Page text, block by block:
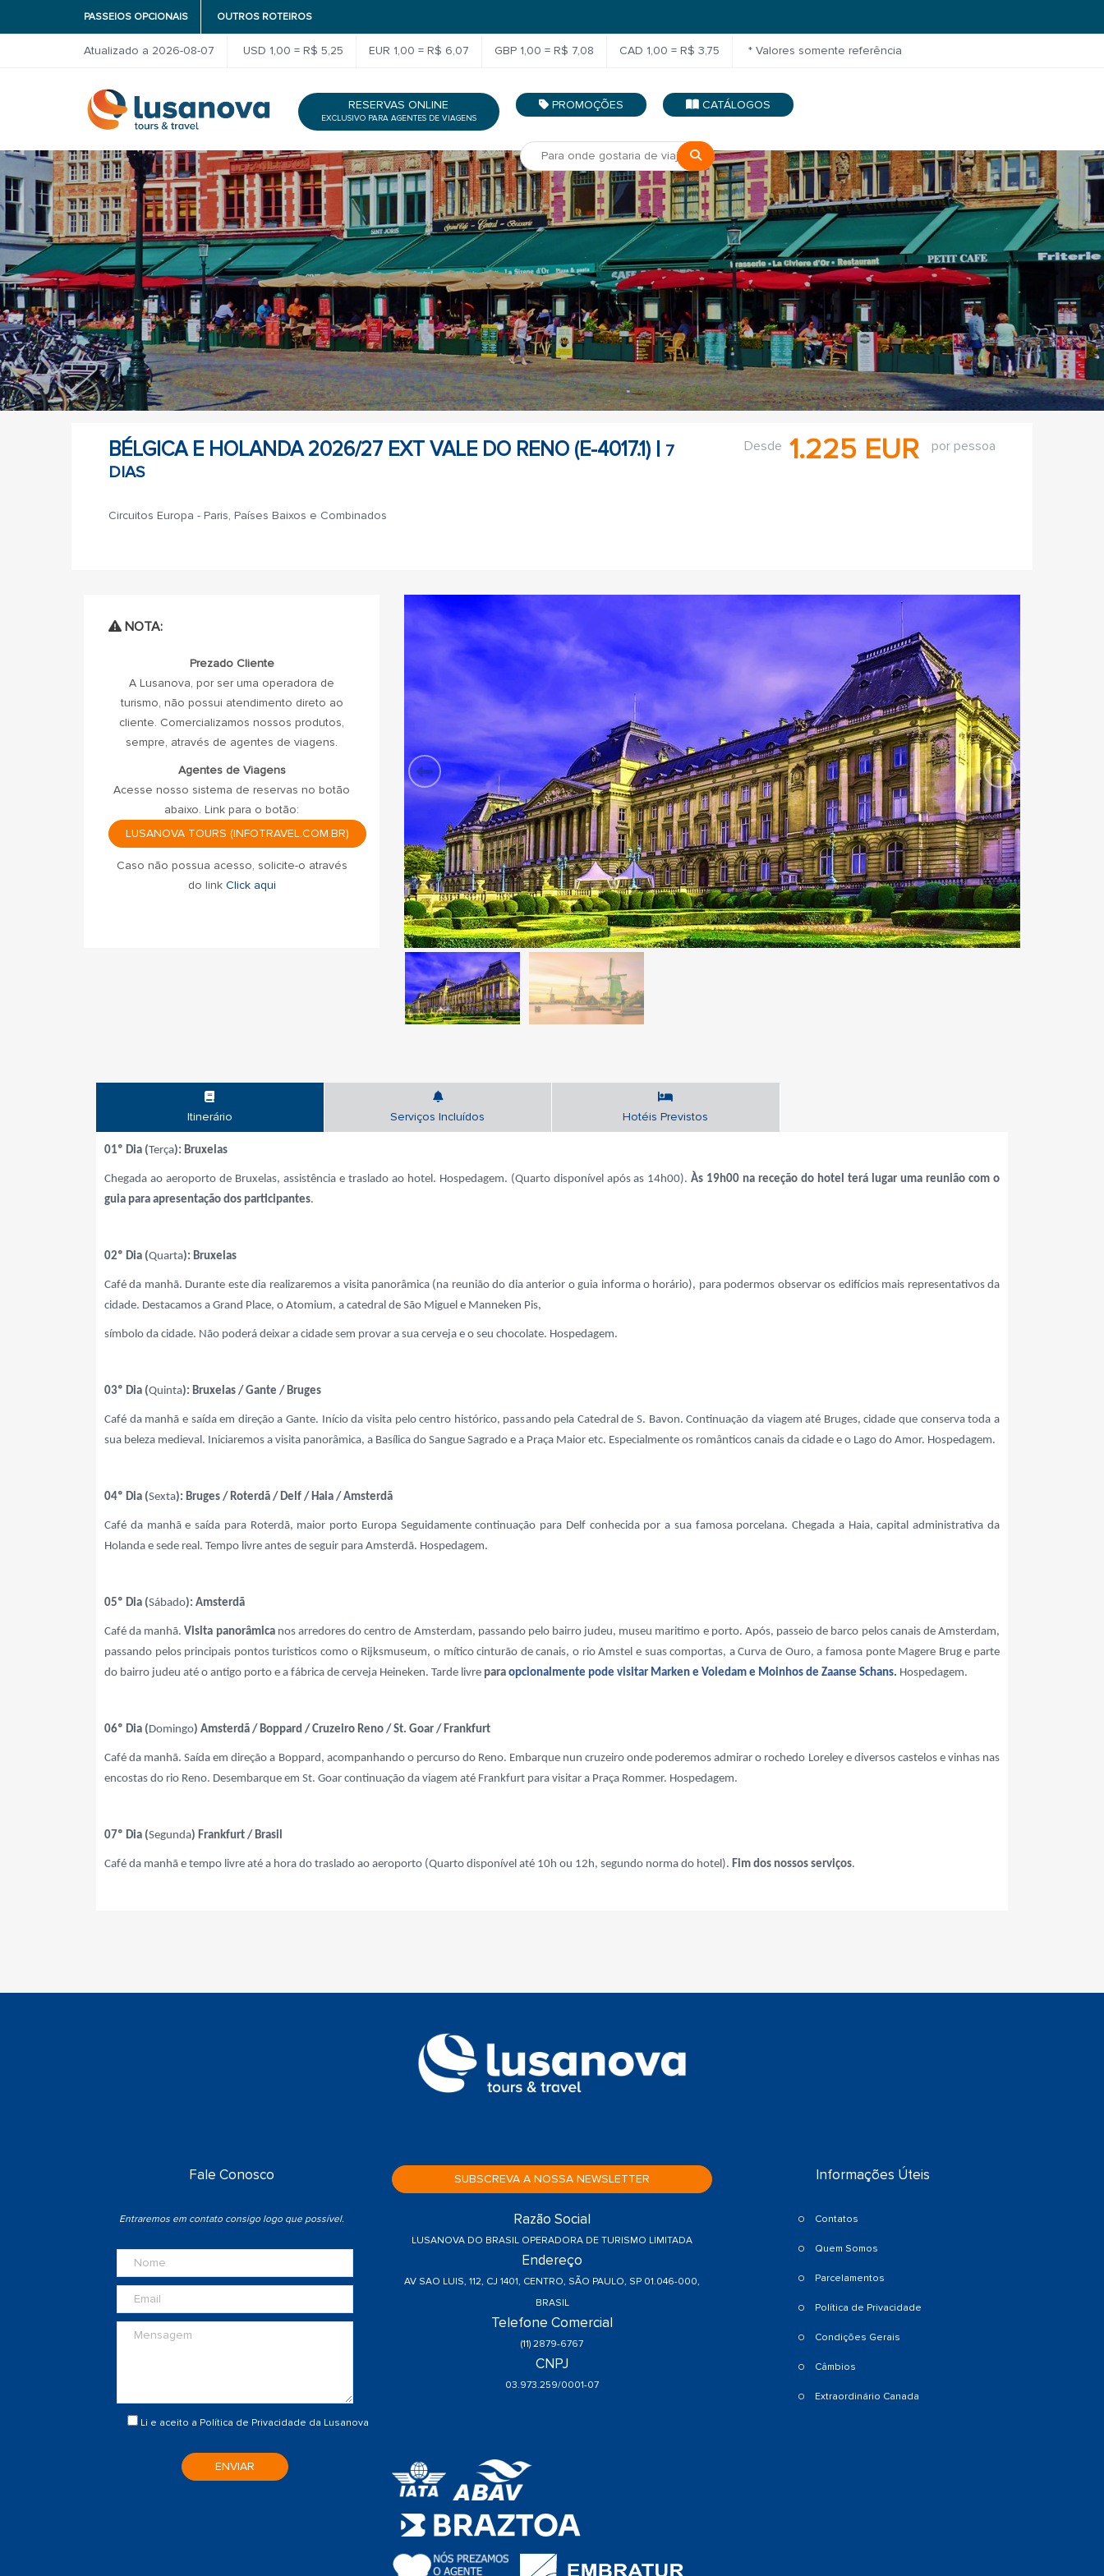
PASSEIOS OPCIONAIS OUTROS ROTEIROS
Atualizado a 2026-08-07 USD 1,00 = R$ 5,25 EUR 1,00 = R$ 6,07 GBP 1,00 = R$ 7,08 CAD 1,00 = R$ 3,75 * Valores somente referência
RESERVAS ONLINE
EXCLUSIVO PARA AGENTES DE VIAGENS
PROMOÇÕES CATÁLOGOS
BÉLGICA E HOLANDA 2026/27 EXT VALE DO RENO (E-4017.1) |
7
DIAS
Circuitos Europa - Paris, Países Baixos e Combinados
Desde 1.225 EUR por pessoa
NOTA:
Prezado Cliente
A Lusanova, por ser uma operadora de
turismo, não possui atendimento direto ao
cliente. Comercializamos nossos produtos,
sempre, através de agentes de viagens.
Agentes de Viagens
Acesse nosso sistema de reservas no botão
abaixo. Link para o botão:
LUSANOVA TOURS (INFOTRAVEL.COM.BR)
Caso não possua acesso, solicite-o através
do link Click aqui
Itinerário Serviços Incluídos Hotéis Previstos
01º Dia (Terça): Bruxelas
Chegada ao aeroporto de Bruxelas, assistência e traslado ao hotel. Hospedagem. (Quarto disponível após as 14h00).Às 19h00 na receção do hotel terá lugar uma reunião com o
guia para apresentação dos participantes.
02º Dia (Quarta): Bruxelas
Café da manhã. Durante este dia realizaremos a visita panorâmica (na reunião do dia anterior o guia informa o horário), para podermos observar os edifícios mais representativos da
cidade. Destacamos a Grand Place, o Atomium, a catedral de São Miguel e Manneken Pis,
símbolo da cidade. Não poderá deixar a cidade sem provar a sua cerveja e o seu chocolate. Hospedagem.
03º Dia (Quinta): Bruxelas / Gante / Bruges
Café da manhã e saída em direção a Gante. Início da visita pelo centro histórico, passando pela Catedral de S. Bavon. Continuação da viagem até Bruges, cidade que conserva toda a
sua beleza medieval. Iniciaremos a visita panorâmica, a Basílica do Sangue Sagrado e a Praça Maior etc. Especialmente os românticos canais da cidade e o Lago do Amor. Hospedagem.
04º Dia (Sexta): Bruges / Roterdã / Delf / Haia / Amsterdã
Café da manhã e saída para Roterdã, maior porto Europa Seguidamente continuação para Delf conhecida por a sua famosa porcelana. Chegada a Haia, capital administrativa da
Holanda e sede real. Tempo livre antes de seguir para Amsterdã. Hospedagem.
05º Dia (Sábado): Amsterdã
Café da manhã.Visita panorâmica nos arredores do centro de Amsterdam, passando pelo bairro judeu, museu maritimo e porto. Após, passeio de barco pelos canais de Amsterdam,
passando pelos principais pontos turisticos como o Rijksmuseum, o mítico cinturão de canais, o rio Amstel e suas comportas, a Curva de Ouro, a famosa ponte Magere Brug e parte
do bairro judeu até o antigo porto e a fábrica de cerveja Heineken. Tarde livre para opcionalmente pode visitar Marken e Voledam e Moinhos de Zaanse Schans. Hospedagem.
06º Dia (Domingo) Amsterdã / Boppard / Cruzeiro Reno / St. Goar / Frankfurt
Café da manhã. Saída em direção a Boppard, acompanhando o percurso do Reno. Embarque nun cruzeiro onde poderemos admirar o rochedo Loreley e diversos castelos e vinhas nas
encostas do rio Reno. Desembarque em St. Goar continuação da viagem até Frankfurt para visitar a Praça Rommer. Hospedagem.
07º Dia (Segunda) Frankfurt / Brasil
Café da manhã e tempo livre até a hora do traslado ao aeroporto (Quarto disponível até 10h ou 12h, segundo norma do hotel). Fim dos nossos serviços.
Fale Conosco
Entraremos em contato consigo logo que possível.
Li e aceito a Política de Privacidade da Lusanova
ENVIAR
SUBSCREVA A NOSSA NEWSLETTER
Razão Social
LUSANOVA DO BRASIL OPERADORA DE TURISMO LIMITADA
Endereço
AV SAO LUIS, 112, CJ 1401, CENTRO, SÃO PAULO, SP 01.046-000,
BRASIL
Telefone Comercial
(11) 2879-6767
CNPJ
03.973.259/0001-07
Informações Úteis
Contatos
Quem Somos
Parcelamentos
Política de Privacidade
Condições Gerais
Câmbios
Extraordinário Canada